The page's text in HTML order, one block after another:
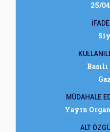
25/
MÜDAHALE
Yayın
ALT